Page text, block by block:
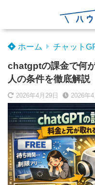
ホーム チャット
chatgptの課金で何
人の条件を徹底解説
2026年4月29日 2026年4